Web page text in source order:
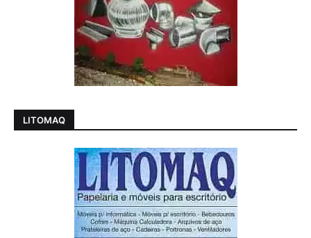
LITOMAQ